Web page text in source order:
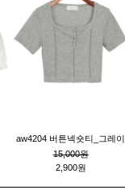
aw4204 버튼넥숏티_그레이
15,000원
2,900원